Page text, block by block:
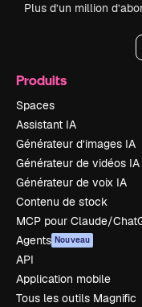
Plus d’un million
Produits
Spaces
Assistant IA
Générateur d’images IA
Générateur de vidéos IA
Générateur de voix IA
Contenu de stock
MCP pour Claude/
Agents Nouveau
API
Application mobile
Tous les outils Magnific